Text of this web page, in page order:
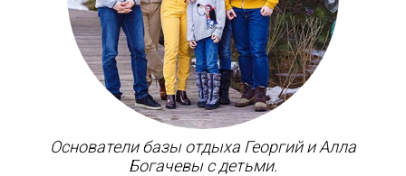
Основатели базы отдыха Георгий и Алла
Богачевы с детьми.